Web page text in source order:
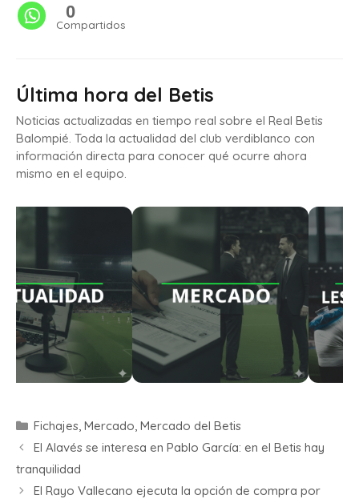
0
Compartidos
Última hora del Betis
Noticias actualizadas en tiempo real sobre el Real Betis
Balompié. Toda la actualidad del club verdiblanco con
información directa para conocer qué ocurre ahora
mismo en el equipo.
Fichajes, Mercado, Mercado del Betis
El Alavés se interesa en Pablo García: en el Betis hay
tranquilidad
El Rayo Vallecano ejecuta la opción de compra por